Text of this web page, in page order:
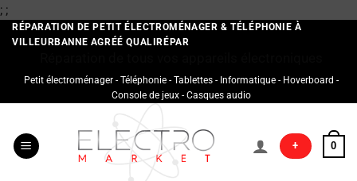
; ;Passer
au
contenu
RÉPARATION DE PETIT ÉLECTROMÉNAGER & TÉLÉPHONIE À
VILLEURBANNE AGRÉÉ QUALIRÉPAR
Petit électroménager - Téléphonie - Tablettes - Informatique - Hoverboard -
Console de jeux - Casques audio
+ 0